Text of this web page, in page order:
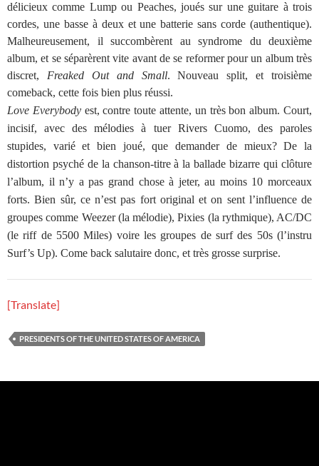
délicieux comme Lump ou Peaches, joués sur une guitare à trois
cordes, une basse à deux et une batterie sans corde (authentique).
Malheureusement, il succombèrent au syndrome du deuxième
album, et se séparèrent vite avant de se reformer pour un album très
discret, Freaked Out and Small. Nouveau split, et troisième
comeback, cette fois bien plus réussi.
Love Everybody est, contre toute attente, un très bon album. Court,
incisif, avec des mélodies à tuer Rivers Cuomo, des paroles
stupides, varié et bien joué, que demander de mieux? De la
distortion psyché de la chanson-titre à la ballade bizarre qui clôture
l’album, il n’y a pas grand chose à jeter, au moins 10 morceaux
forts. Bien sûr, ce n’est pas fort original et on sent l’influence de
groupes comme Weezer (la mélodie), Pixies (la rythmique), AC/DC
(le riff de 5500 Miles) voire les groupes de surf des 50s (l’instru
Surf’s Up). Come back salutaire donc, et très grosse surprise.
[Translate]
PRESIDENTS OF THE UNITED STATES OF AMERICA